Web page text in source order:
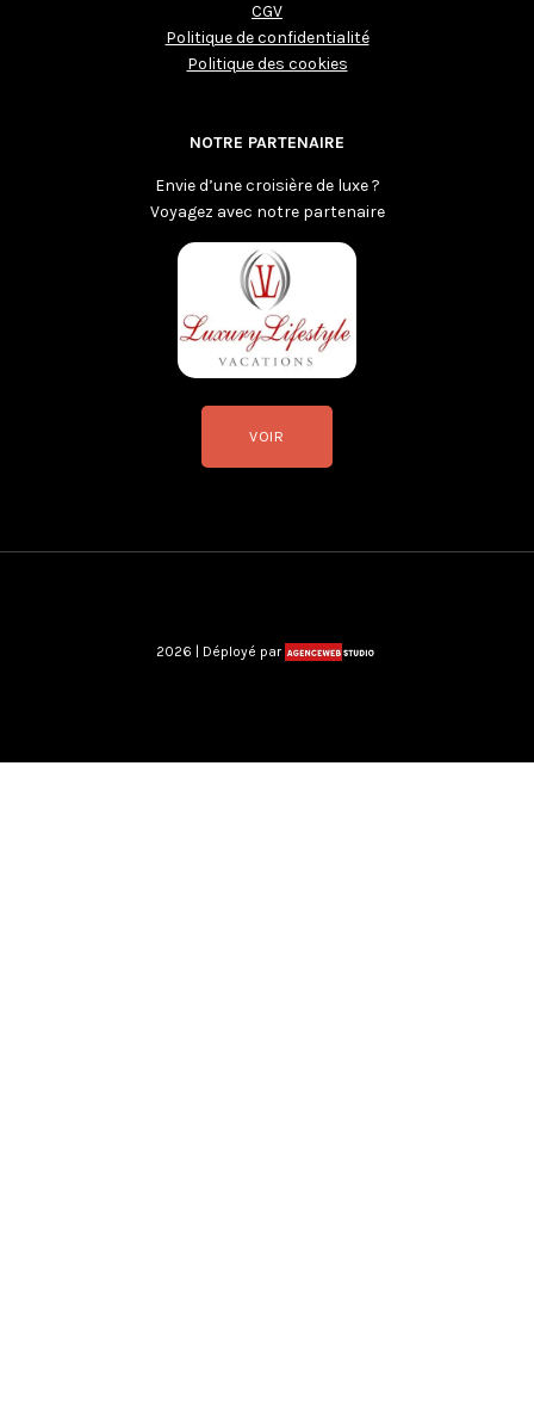
CGV
Politique de confidentialité
Politique des cookies
NOTRE PARTENAIRE
Envie d’une croisière de luxe ?
Voyagez avec notre partenaire
VOIR
2026 | Déployé par